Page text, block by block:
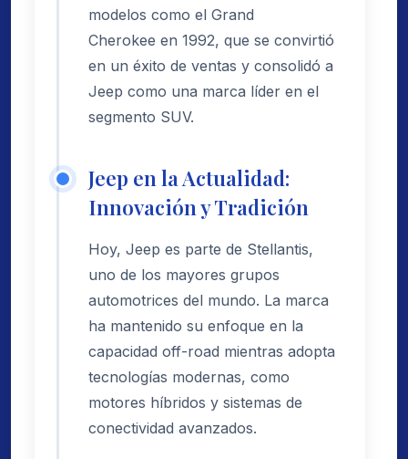
modelos como el Grand
Cherokee en 1992, que se convirtió
en un éxito de ventas y consolidó a
Jeep como una marca líder en el
segmento SUV.
Jeep en la Actualidad:
Innovación y Tradición
Hoy, Jeep es parte de Stellantis,
uno de los mayores grupos
automotrices del mundo. La marca
ha mantenido su enfoque en la
capacidad off-road mientras adopta
tecnologías modernas, como
motores híbridos y sistemas de
conectividad avanzados.